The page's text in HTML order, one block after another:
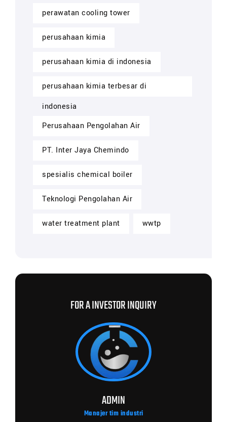
perawatan cooling tower
perusahaan kimia
perusahaan kimia di indonesia
perusahaan kimia terbesar di
indonesia
Perusahaan Pengolahan Air
PT. Inter Jaya Chemindo
spesialis chemical boiler
Teknologi Pengolahan Air
water treatment plant wwtp
FOR A INVESTOR INQUIRY
ADMIN
Manajer tim industri